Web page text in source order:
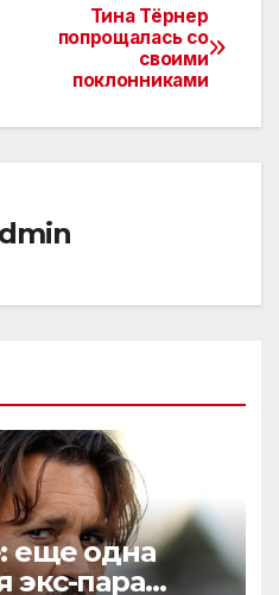
Тина Тёрнер
попрощалась со
своими
поклонниками
еще одна
экс-пара